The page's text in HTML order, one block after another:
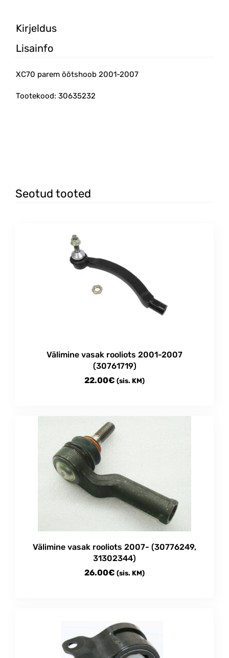
Kirjeldus
Lisainfo
XC70 parem õõtshoob 2001-2007
Tootekood: 30635232
Seotud tooted
Välimine vasak rooliots 2001-2007
(30761719)
22.00€ (sis. KM)
Välimine vasak rooliots 2007- (30776249,
31302344)
26.00€ (sis. KM)